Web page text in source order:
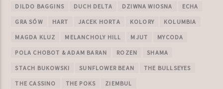
DILDO BAGGINS DUCH DELTA DZIWNA WIOSNA ECHA
GRA SÓW HART JACEK HORTA KOLORY KOLUMBIA
MAGDA KLUZ MELANCHOLY HILL MJUT MYCODA
POLA CHOBOT & ADAM BARAN ROZEN SHAMA
STACH BUKOWSKI SUNFLOWER BEAN THE BULLSEYES
THE CASSINO THE POKS ZIEMBUL